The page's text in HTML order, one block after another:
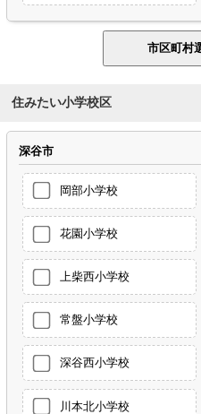
住みたい小学校区
深谷市
岡部小学校
花園小学校
上柴西小学校
常盤小学校
深谷西小学校
川本北小学校